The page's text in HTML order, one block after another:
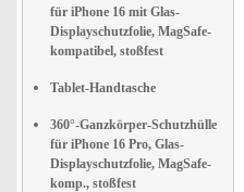
für iPhone 16 mit Glas-
Displayschutzfolie, MagSafe-
kompatibel, stoßfest
Tablet-Handtasche
360°-Ganzkörper-Schutzhülle
für iPhone 16 Pro, Glas-
Displayschutzfolie, MagSafe-
komp., stoßfest